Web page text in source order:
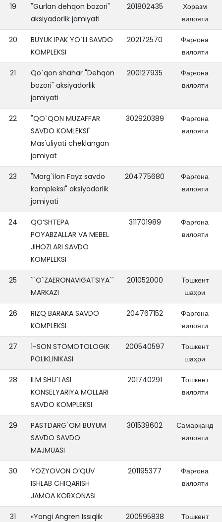
19
"Gurlan dehqon bozori"
aksiyadorlik jamiyati
201802435
Хоразм
вилояти
20
BUYUK IPAK YO`LI SAVDO
KOMPLEKSI
202172570
Фарғона
вилояти
21
Qo`qon shahar "Dehqon
bozori" aksiyadorlik
jamiyati
200127935
Фарғона
вилояти
22
"QO`QON MUZAFFAR
SAVDO KOMLEKSI"
Mas'uliyati cheklangan
jamiyat
302920389
Фарғона
вилояти
23
"Marg`ilon Fayz savdo
kompleksi" aksiyadorlik
jamiyati
204775680
Фарғона
вилояти
24
QO‘SHTEPA
POYABZALLAR VA MEBEL
JIHOZLARI SAVDO
KOMPLEKSI
311701989
Фарғона
вилояти
25
``O`ZAERONAVIGATSIYA``
MARKAZI
201052000
Тошкент
шаҳри
26
RIZQ BARAKA SAVDO
KOMPLEKSI
204767152
Фарғона
вилояти
27
1-SON STOMOTOLOGIK
POLIKLINIKASI
200540597
Тошкент
шаҳри
28
ILM SHU`LASI
KONSELYARIYA MOLLARI
SAVDO KOMPLEKSI
201740291
Тошкент
вилояти
29
PASTDARG`OM BUYUM
SAVDO SAVDO
MAJMUASI
301538602
Самарқанд
вилояти
30
YOZYOVON O‘QUV
ISHLAB CHIQARISH
JAMOA KORXONASI
201195377
Фарғона
вилояти
31
«Yangi Angren Issiqlik
200595838
Тошкент